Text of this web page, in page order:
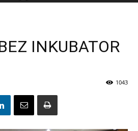
INKUBATOR
1043